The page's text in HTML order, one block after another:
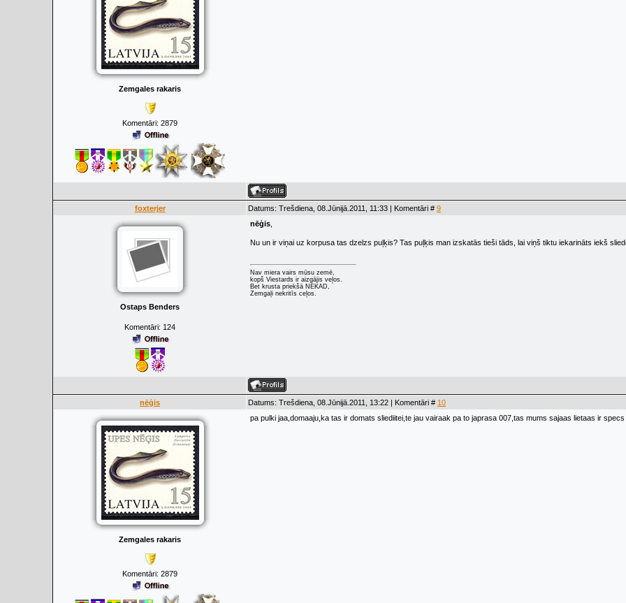
Zemgales rakaris
Komentāri: 2879
foxterjer Datums: Trešdiena, 08.Jūnijā.2011, 11:33 | Komentāri # 9
Ostaps Benders
Komentāri: 124
nēģis
Nu un ir viņai uz korpusa tas dzelzs puļķis? Tas puļķis man izskatās tieši tāds, lai viņš tiktu iekarināts iekš
Nav miera vairs mūsu zemē,
kopš Viestards ir aizgājis veļos.
Bet krusta priekšā NEKAD,
Zemgaļi nekritīs ceļos.
nēģis Datums: Trešdiena, 08.Jūnijā.2011, 13:22 | Komentāri # 10
Zemgales rakaris
Komentāri: 2879
pa pulki jaa,domaaju,ka tas ir domats sliediitei,te jau vairaak pa to japrasa 007,tas mums sajaas lietaas ir specs